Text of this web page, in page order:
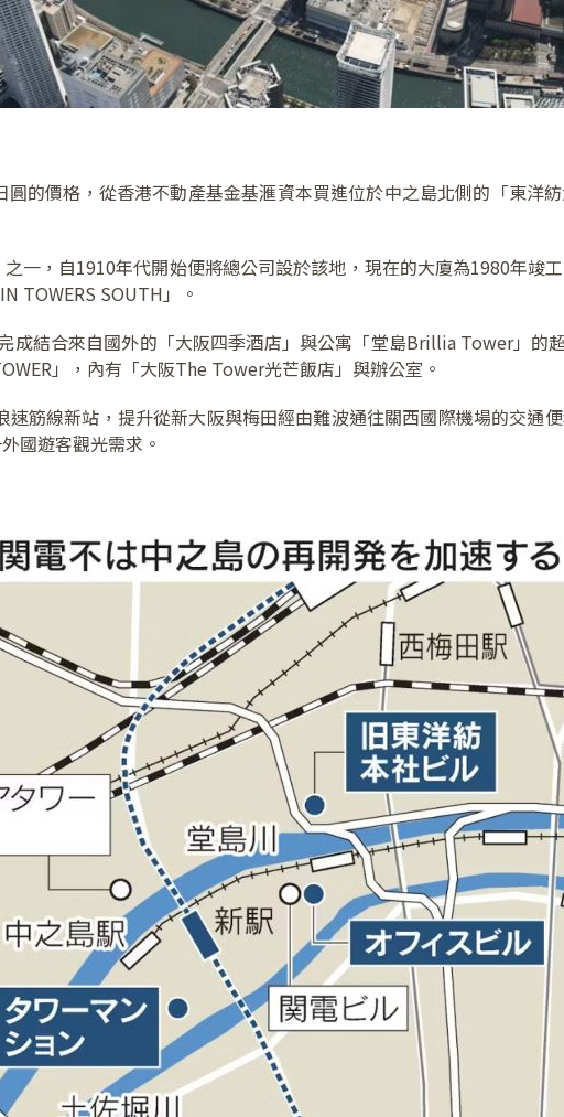
的價格，從香港不動產基金基滙資本買進位於中之島北側的「東洋
一，自1910年代開始便將總公司設於該地，現在的大廈為1980年竣
TOWERS SOUTH」。
成結合來自國外的「大阪四季酒店」與公寓「堂島Brillia Tower」的
」，內有「大阪The Tower光芒飯店」與辦公室。
筋線新站，提升從新大阪與梅田經由難波通往關西國際機場的交通
國遊客觀光需求。